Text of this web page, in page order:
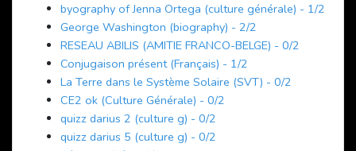
byography of Jenna Ortega (culture générale) - 1/2
George Washington (biography) - 2/2
RESEAU ABILIS (AMITIE FRANCO-BELGE) - 0/2
Conjugaison présent (Français) - 1/2
La Terre dans le Système Solaire (SVT) - 0/2
CE2 ok (Culture Générale) - 0/2
quizz darius 2 (culture g) - 0/2
quizz darius 5 (culture g) - 0/2